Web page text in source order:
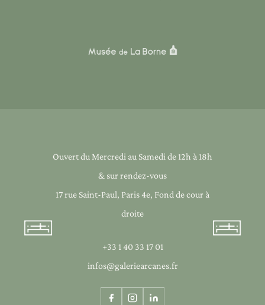
Ouvert du Mercredi au Samedi de 12h à 18h
& sur rendez-vous
17 rue Saint-Paul, Paris 4e, Fond de cour à
droite
+33 1 40 33 17 01
infos@galeriearcanes.fr